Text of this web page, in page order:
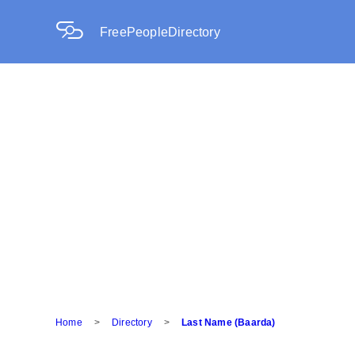
FreePeopleDirectory
Home > Directory > Last Name (Baarda)